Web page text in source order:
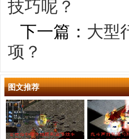
技巧呢？
下一篇： 大型
项？
图文推荐